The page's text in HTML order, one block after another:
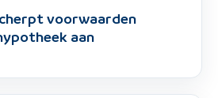
voorwaarden
aan